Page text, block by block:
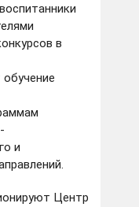
в
и
Центр